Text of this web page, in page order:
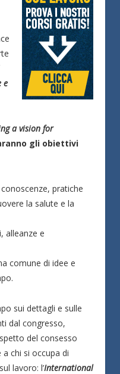
e
a vision for
gli obiettivi
pratiche
la salute e la
alleanze e
comune di idee e
sui dettagli e sulle
dal congresso,
del consesso
chi si occupa di
lavoro: l’International